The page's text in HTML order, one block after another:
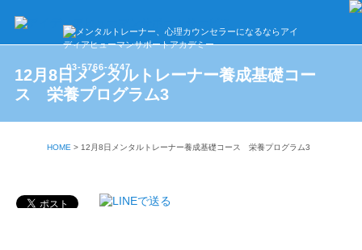
03-5766-4747
12月8日メンタルトレーナー養成基礎コー
ス 栄養プログラム3
HOME > 12月8日メンタルトレーナー養成基礎コース 栄養プログラム3